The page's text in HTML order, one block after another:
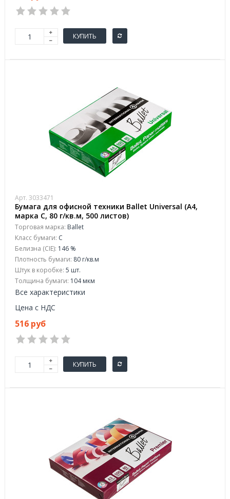
КУПИТЬ
Арт. 3033471
Бумага для офисной техники Ballet Universal (A4,
марка C, 80 г/кв.м, 500 листов)
Торговая марка: Ballet
Класс бумаги: C
Белизна (CIE): 146 %
Плотность бумаги: 80 г/кв.м
Штук в коробке: 5 шт.
Толщина бумаги: 104 мкм
Все характеристики
Цена с НДС
516 руб
КУПИТЬ